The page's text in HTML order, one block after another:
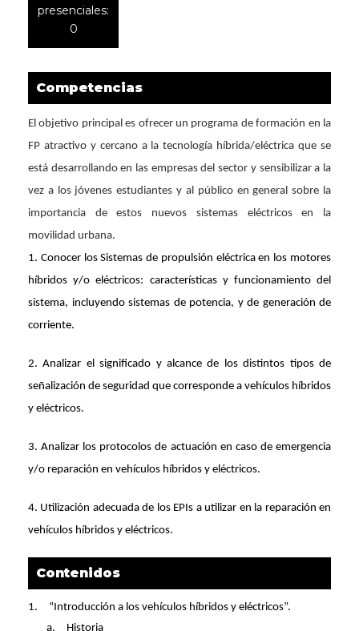
presenciales:
0
Competencias
El objetivo principal es ofrecer un programa de formación en la
FP atractivo y cercano a la tecnología híbrida/eléctrica que se
está desarrollando en las empresas del sector y sensibilizar a la
vez a los jóvenes estudiantes y al público en general sobre la
importancia de estos nuevos sistemas eléctricos en la
movilidad urbana.
1. Conocer los Sistemas de propulsión eléctrica en los motores
híbridos y/o eléctricos: características y funcionamiento del
sistema, incluyendo sistemas de potencia, y de generación de
corriente.
2. Analizar el significado y alcance de los distintos tipos de
señalización de seguridad que corresponde a vehículos híbridos
y eléctricos.
3. Analizar los protocolos de actuación en caso de emergencia
y/o reparación en vehículos híbridos y eléctricos.
4. Utilización adecuada de los EPIs a utilizar en la reparación en
vehículos híbridos y eléctricos.
Contenidos
1.
“Introducción a los vehículos híbridos y eléctricos”.
a.
Historia